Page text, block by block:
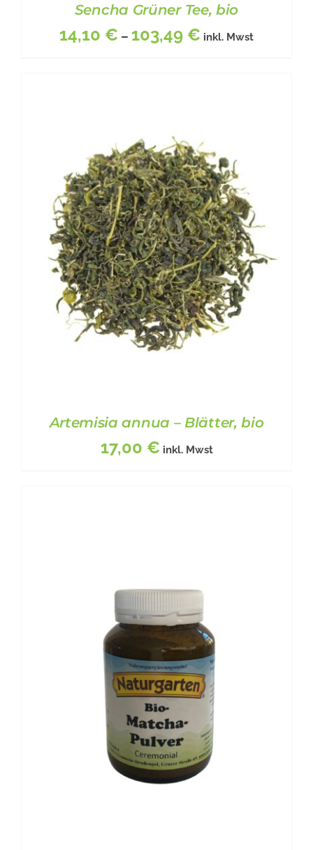
BESCHREIBUNG DIESES
PRODUKT
WEIST
MEHRERE
VARIANTEN
AUF.
DIE
OPTIONEN
KÖNNEN
AUF
DER
PRODUKTSEITE
GEWÄHLT
/ DETAILS
Sencha Grüner Tee, bio
14,10 € – 103,49 € inkl. Mwst
Artemisia annua – Blätter, bio
17,00 € inkl. Mwst